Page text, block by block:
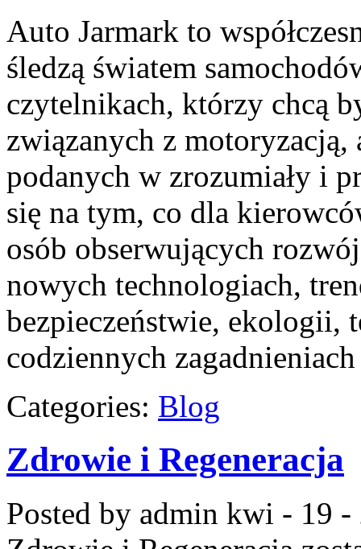
Auto Jarmark to
śledzą światem
czytelnikach, którzy chcą
związanych z motoryzacją,
podanych w zrozumiały i
się na tym, co dla
osób obserwujących
nowych technologiach,
bezpieczeństwie, ekologii,
codziennych
Categories: Blog
Zdrowie i Regeneracja
Posted by admin kwi - 19 -